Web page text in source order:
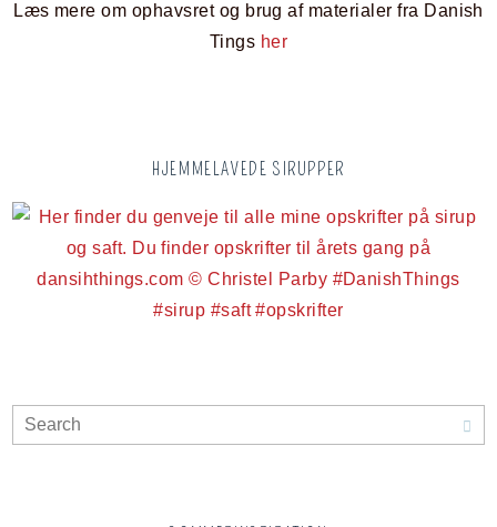
Læs mere om ophavsret og brug af materialer fra Danish
Tings her
HJEMMELAVEDE SIRUPPER